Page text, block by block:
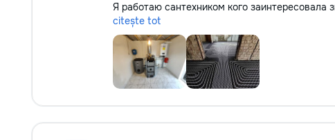
Я работаю сантехником кого заинтересовала
citește tot